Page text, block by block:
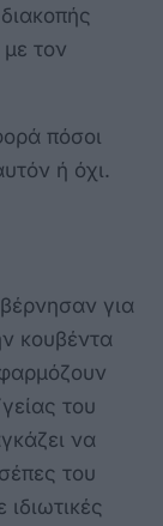
τον
πόσοι
ή όχι.
για
κουβέντα
του
να
του